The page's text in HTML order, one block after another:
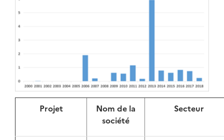
Projet
Nom de la
société
Secteur